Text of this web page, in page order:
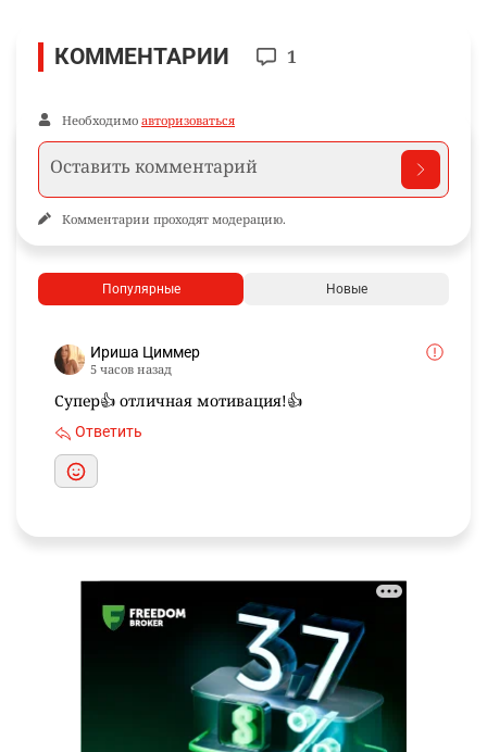
КОММЕНТАРИИ 1
Необходимо авторизоваться
Комментарии проходят модерацию.
Популярные Новые
Ириша Циммер
5 часов назад
Супер👍 отличная мотивация!👍
Ответить